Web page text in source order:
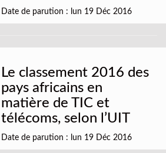
Date de parution : lun 19 Déc 2016
Le classement 2016 des
pays africains en
matière de TIC et
télécoms, selon l’UIT
Date de parution : lun 19 Déc 2016